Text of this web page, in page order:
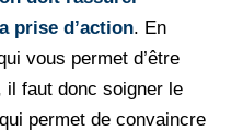
prise d’action. En
vous permet d’être
faut donc soigner le
permet de convaincre